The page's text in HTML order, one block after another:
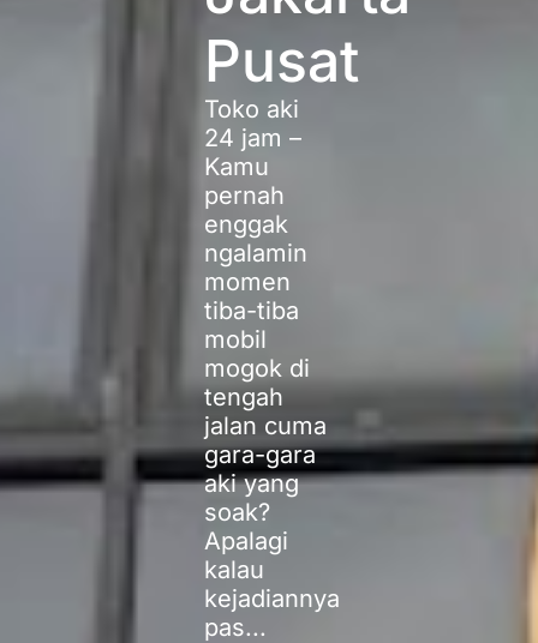
Pusat
Toko aki
24 jam –
Kamu
pernah
enggak
ngalamin
momen
tiba-tiba
mobil
mogok di
tengah
jalan cuma
gara-gara
aki yang
soak?
Apalagi
kalau
kejadiannya
pas...